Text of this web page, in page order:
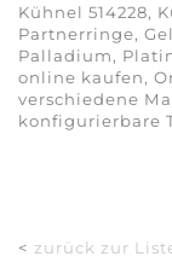
Kühnel 514228,
Partnerringe,
Palladium,
online kaufen,
verschiedene
konfigurierbare
< zurück zur